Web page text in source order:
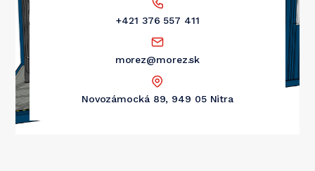
+421 376 557 411
morez@morez.sk
Novozámocká 89, 949 05 Nitra